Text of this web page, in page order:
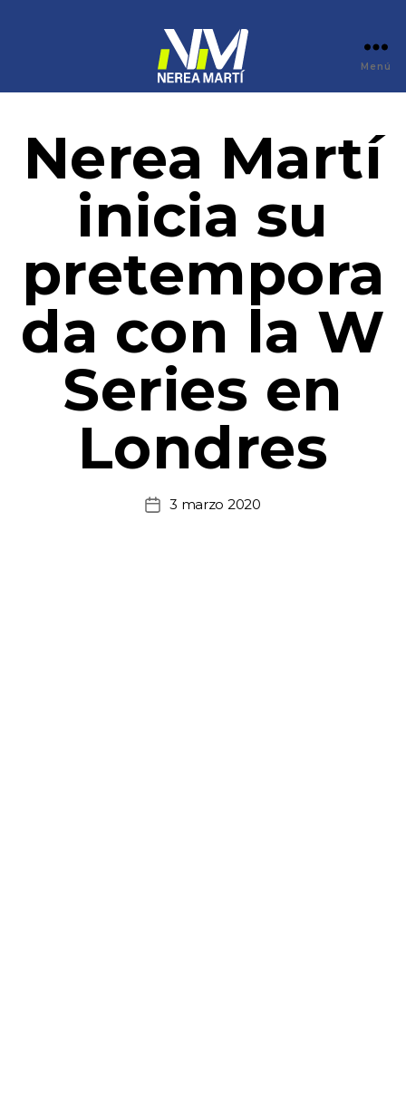
Menú
Nerea Martí
inicia su
pretempora
da con la W
Series en
Londres
Fecha
3 marzo 2020